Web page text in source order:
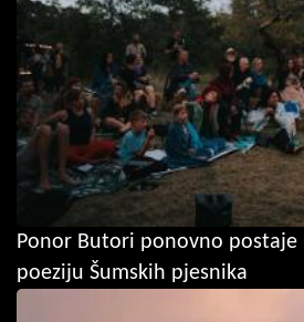
Ponor Butori ponovno postaje
poeziju Šumskih pjesnika